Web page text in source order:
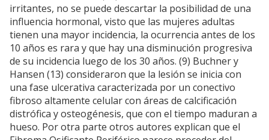
irritantes, no se puede descartar la posibilidad de una
influencia hormonal, visto que las mujeres adultas
tienen una mayor incidencia, la ocurrencia antes de los
10 años es rara y que hay una disminución progresiva
de su incidencia luego de los 30 años. (9) Buchner y
Hansen (13) consideraron que la lesión se inicia con
una fase ulcerativa caracterizada por un conectivo
fibroso altamente celular con áreas de calcificación
distrófica y osteogénesis, que con el tiempo maduran a
hueso. Por otra parte otros autores explican que el